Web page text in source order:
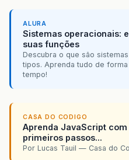
ALURA
Sistemas operacionais:
suas funções
Descubra o que são
tipos. Aprenda tudo de
tempo!
CASA DO CODIGO
Aprenda JavaScript
primeiros passos...
Por Lucas Tauil — Casa do